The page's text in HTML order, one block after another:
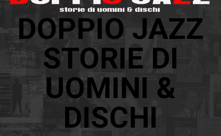
DOPPIO JAZZ
STORIE DI
UOMINI &
DISCHI